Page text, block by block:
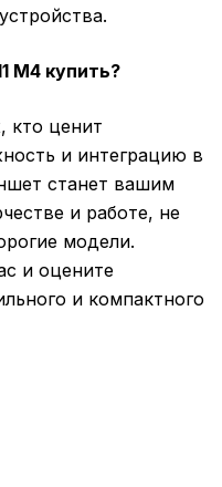
M4 купить?
кто ценит
и интеграцию в
станет вашим
и работе, не
модели.
и оцените
и компактного